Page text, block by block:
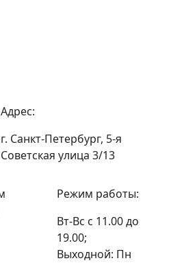
Адрес:
г. Санкт-Петербург, 5-я
Советская улица 3/13
Режим работы:
Вт-Вс с 11.00 до
19.00;
Выходной: Пн